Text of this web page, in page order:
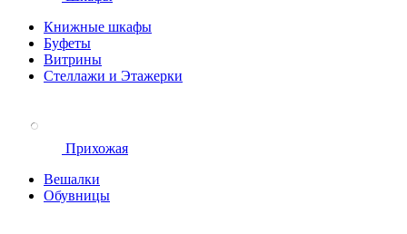
Книжные шкафы
Буфеты
Витрины
Стеллажи и Этажерки
Прихожая
Вешалки
Обувницы